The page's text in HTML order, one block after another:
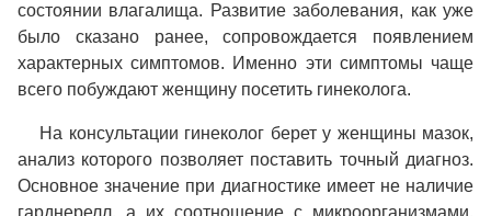
состоянии влагалища. Развитие заболевания, как уже
было сказано ранее, сопровождается появлением
характерных симптомов. Именно эти симптомы чаще
всего побуждают женщину посетить гинеколога.
На консультации гинеколог берет у женщины мазок,
анализ которого позволяет поставить точный диагноз.
Основное значение при диагностике имеет не наличие
гарднерелл, а их соотношение с микроорганизмами.